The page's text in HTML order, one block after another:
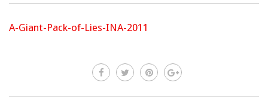
A-Giant-Pack-of-Lies-INA-2011